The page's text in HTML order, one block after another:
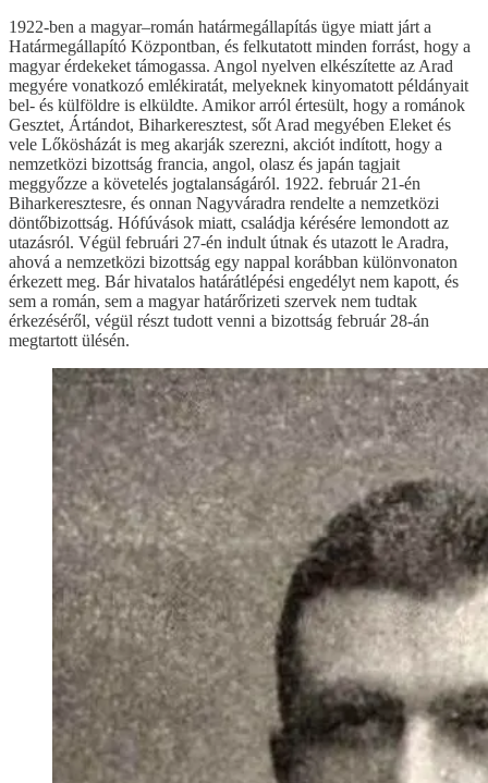
1922-ben a magyar–román határmegállapítás ügye miatt járt a
Határmegállapító Központban, és felkutatott minden forrást, hogy a
magyar érdekeket támogassa. Angol nyelven elkészítette az Arad
megyére vonatkozó emlékiratát, melyeknek kinyomatott példányait
bel- és külföldre is elküldte. Amikor arról értesült, hogy a románok
Gesztet, Ártándot, Biharkeresztest, sőt Arad megyében Eleket és
vele Lőkösházát is meg akarják szerezni, akciót indított, hogy a
nemzetközi bizottság francia, angol, olasz és japán tagjait
meggyőzze a követelés jogtalanságáról. 1922. február 21-én
Biharkeresztesre, és onnan Nagyváradra rendelte a nemzetközi
döntőbizottság. Hófúvások miatt, családja kérésére lemondott az
utazásról. Végül februári 27-én indult útnak és utazott le Aradra,
ahová a nemzetközi bizottság egy nappal korábban különvonaton
érkezett meg. Bár hivatalos határátlépési engedélyt nem kapott, és
sem a román, sem a magyar határőrizeti szervek nem tudtak
érkezéséről, végül részt tudott venni a bizottság február 28-án
megtartott ülésén.